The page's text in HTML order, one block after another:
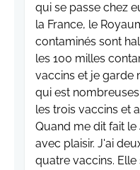
qui se passe chez
la France, le
contaminés sont
les 100 milles
vaccins et je garde
qui est
les trois vaccins et
Quand me dit fait
avec plaisir. J'ai
quatre vaccins.